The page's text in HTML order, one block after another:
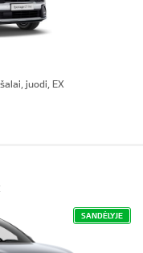
juodi, EX
SANDĖLYJE